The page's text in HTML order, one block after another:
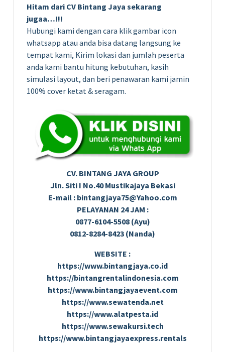
Hitam dari CV Bintang Jaya sekarang
jugaa…!!!
Hubungi kami dengan cara klik gambar icon
whatsapp atau anda bisa datang langsung ke
tempat kami, Kirim lokasi dan jumlah peserta
anda kami bantu hitung kebutuhan, kasih
simulasi layout, dan beri penawaran kami jamin
100% cover ketat & seragam.
CV. BINTANG JAYA GROUP
Jln. Siti I No.40 Mustikajaya Bekasi
E-mail : bintangjaya75@Yahoo.com
PELAYANAN 24 JAM :
0877-6104-5508 (Ayu)
0812-8284-8423 (Nanda)
WEBSITE :
https://www.bintangjaya.co.id
https://bintangrentalindonesia.com
https://www.bintangjayaevent.com
https://www.sewatenda.net
https://www.alatpesta.id
https://www.sewakursi.tech
https://www.bintangjayaexpress.rentals